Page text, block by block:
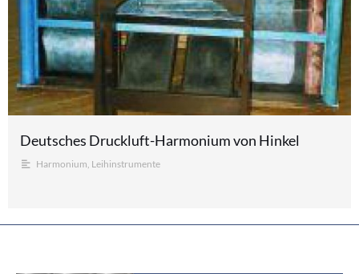
Deutsches Druckluft-Harmonium von Hinkel
Harmonium, Leihinstrumente